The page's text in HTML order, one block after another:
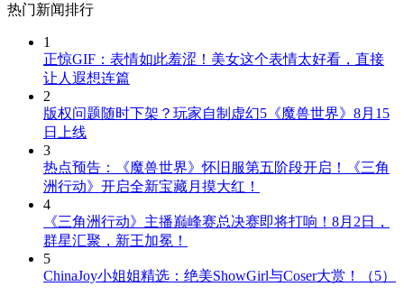
热门新闻排行
1
正惊GIF：表情如此羞涩！美女这个表情太好看，直接
让人遐想连篇
2
版权问题随时下架？玩家自制虚幻5《魔兽世界》8月15
日上线
3
热点预告：《魔兽世界》怀旧服第五阶段开启！《三角
洲行动》开启全新宝藏月摸大红！
4
《三角洲行动》主播巅峰赛总决赛即将打响！8月2日，
群星汇聚，新王加冕！
5
ChinaJoy小姐姐精选：绝美ShowGirl与Coser大赏！（5）